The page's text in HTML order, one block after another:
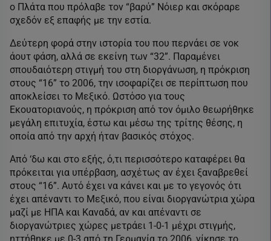
ο Πλάτα που πρόλαβε τον “βαρύ” Νόιερ και σκόραρε
σχεδόν εξ επαφής με την εστία.
Δεύτερη φορά στην ιστορία του που περνάει σε νοκ
άουτ φάση, αλλά σε εκείνη των “32”. Παραμένει
σπουδαιότερη στιγμή του στη διοργάνωση, η πρόκριση
στους “16” το 2006, την ισοφαρίζει σε περίπτωση που
αποκλείσει το Μεξικό. Ωστόσο για τους
Εκουατοριανούς, η πρόκριση από τον όμιλο θεωρήθηκε
μεγάλη επιτυχία, έστω και μέσω της τρίτης θέσης, η
οποία από την αρχή ήταν βασικός στόχος.
Από ‘δω και στο εξής, ό,τι περισσότερο καταφέρει θα
πρόκειται για υπέρβαση, ασχέτως αν έχει ξαναβρεθεί
στους “16”. Αυτό έχει να κάνει και με το γεγονός ότι
έχει απέναντι το Μεξικό, που είναι διοργανώτρια χώρα
μαζί με ΗΠΑ και Καναδά, αν και απέναντι σε
διοργανώτριες χώρες μετράει 1-0-1 μέχρι στιγμής,